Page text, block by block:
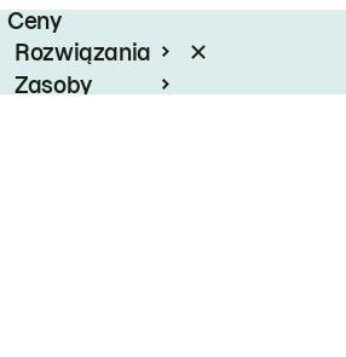
Ceny
Rozwiązania
Zasoby